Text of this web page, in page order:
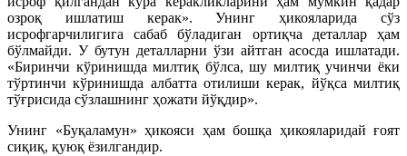
озроқ ишлатиш керак». Унинг ҳикояларида сўз
исрофгарчилигига сабаб бўладиган ортиқча деталлар ҳам
бўлмайди. У бутун деталларни ўзи айтган асосда ишлатади.
«Биринчи кўринишда милтиқ бўлса, шу милтиқ учинчи ёки
тўртинчи кўринишда албатта отилиши керак, йўқса милтиқ
тўғрисида сўзлашнинг ҳожати йўқдир».
Унинг «Буқаламун» ҳикояси ҳам бошқа ҳикояларидай ғоят
сиқиқ, қуюқ ёзилгандир.